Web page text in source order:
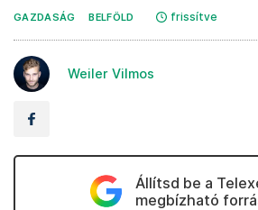
GAZDASÁG BELFÖLD frissítve
Weiler Vilmos
Állítsd be a
megbízható